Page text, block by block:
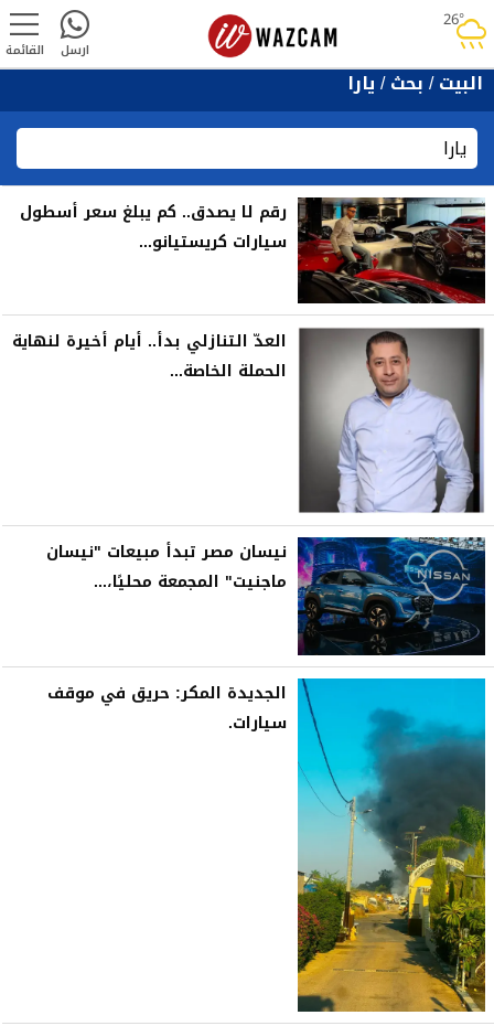
26°rainy القائمة ارسل
البيت/بحث/يارا
رقم لا يصدق.. كم يبلغ سعر أسطول
سيارات كريستيانو...
العدّ التنازلي بدأ.. أيام أخيرة لنهاية
الحملة الخاصة...
نيسان مصر تبدأ مبيعات "نيسان
ماجنيت" المجمعة محليًا،...
الجديدة المكر: حريق في موقف
سيارات.